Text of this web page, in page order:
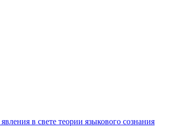
в свете теории языкового сознания